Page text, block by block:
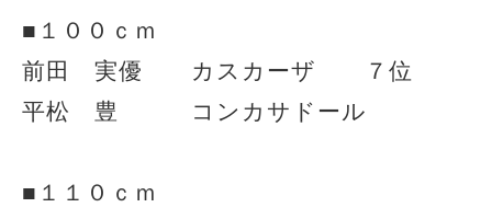
■１００ｃｍ
前田 実優 カスカーザ ７位
平松 豊 コンカサドール
■１１０ｃｍ